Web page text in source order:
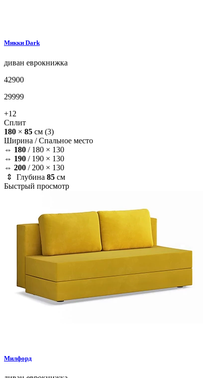
Микки Dark
диван еврокнижка
42900
29999
+12
Сплит
180 × 85 см (3)
Ширина /Спальное место
⇔ 180 / 180 × 130
⇔ 190 / 190 × 130
⇔ 200 / 200 × 130
⇕ Глубина 85 см
Быстрый просмотр
Милфорд